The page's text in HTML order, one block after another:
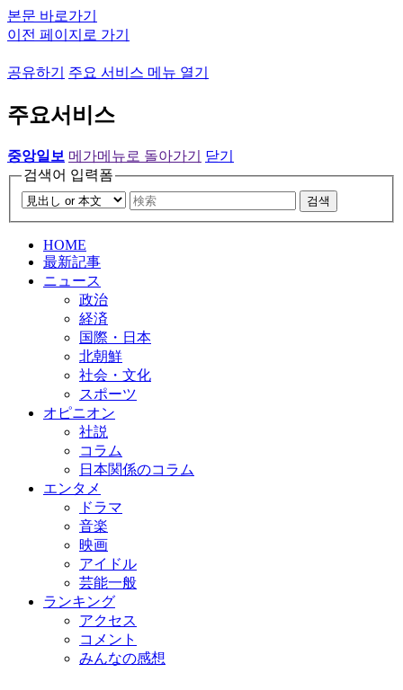
본문 바로가기
이전 페이지로 가기
공유하기 주요 서비스 메뉴 열기
주요서비스
중앙일보 메가메뉴로 돌아가기
닫기
검색어 입력폼
검색
HOME
最新記事
ニュース
政治
経済
国際・日本
北朝鮮
社会・文化
スポーツ
オピニオン
社説
コラム
日本関係のコラム
エンタメ
ドラマ
音楽
映画
アイドル
芸能一般
ランキング
アクセス
コメント
みんなの感想